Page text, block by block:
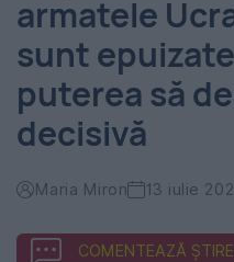
Evenimentul
Zilei
armatele
sunt
puterea să
decisivă
Maria Miron 13 iulie
COMENTEAZĂ